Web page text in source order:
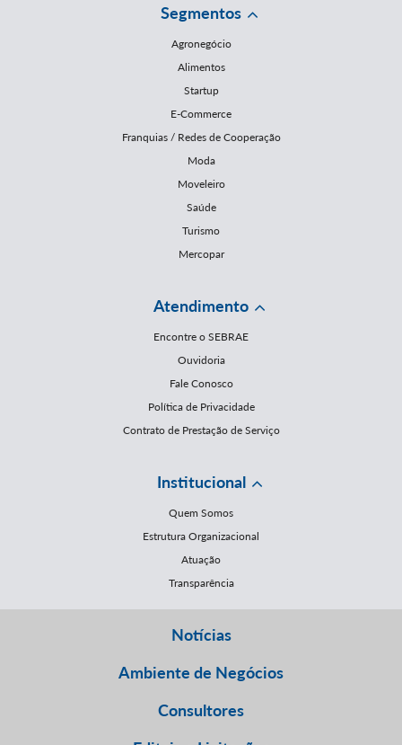
Segmentos
Agronegócio
Alimentos
Startup
E-Commerce
Franquias / Redes de Cooperação
Moda
Moveleiro
Saúde
Turismo
Mercopar
Atendimento
Encontre o SEBRAE
Ouvidoria
Fale Conosco
Política de Privacidade
Contrato de Prestação de Serviço
Institucional
Quem Somos
Estrutura Organizacional
Atuação
Transparência
Notícias
Ambiente de Negócios
Consultores